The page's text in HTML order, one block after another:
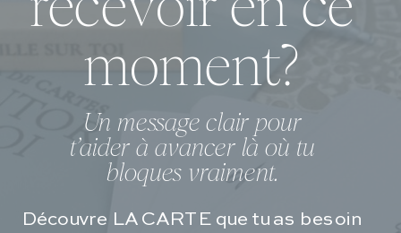
Découvre LA CARTE que tu as besoin
Un message clair pour
t’aider à avancer là où tu
bloques vraiment.
moment?